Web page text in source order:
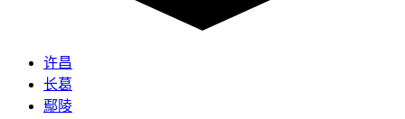
许昌
长葛
鄢陵